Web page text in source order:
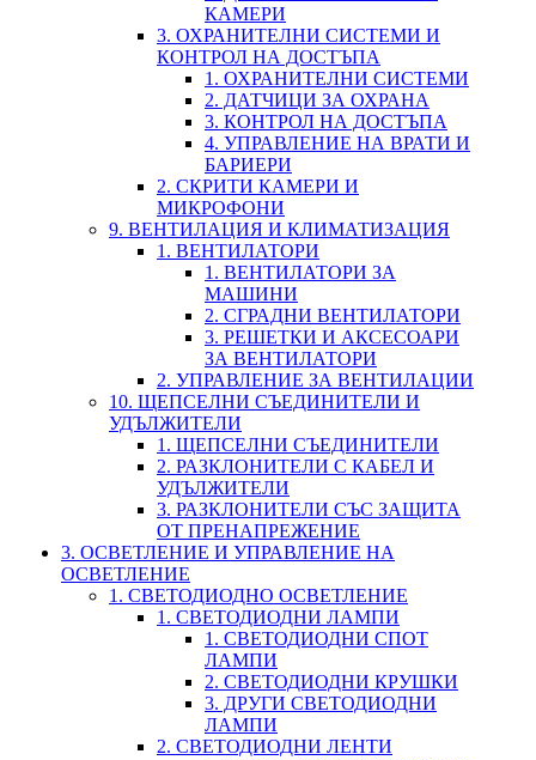
КАМЕРИ
3. ОХРАНИТЕЛНИ СИСТЕМИ И
КОНТРОЛ НА ДОСТЪПА
1. ОХРАНИТЕЛНИ СИСТЕМИ
2. ДАТЧИЦИ ЗА ОХРАНА
3. КОНТРОЛ НА ДОСТЪПА
4. УПРАВЛЕНИЕ НА ВРАТИ И
БАРИЕРИ
2. СКРИТИ КАМЕРИ И
МИКРОФОНИ
9. ВЕНТИЛАЦИЯ И КЛИМАТИЗАЦИЯ
1. ВЕНТИЛАТОРИ
1. ВЕНТИЛАТОРИ ЗА
МАШИНИ
2. СГРАДНИ ВЕНТИЛАТОРИ
3. РЕШЕТКИ И АКСЕСОАРИ
ЗА ВЕНТИЛАТОРИ
2. УПРАВЛЕНИЕ ЗА ВЕНТИЛАЦИИ
10. ЩЕПСЕЛНИ СЪЕДИНИТЕЛИ И
УДЪЛЖИТЕЛИ
1. ЩЕПСЕЛНИ СЪЕДИНИТЕЛИ
2. РАЗКЛОНИТЕЛИ С КАБЕЛ И
УДЪЛЖИТЕЛИ
3. РАЗКЛОНИТЕЛИ СЪС ЗАЩИТА
ОТ ПРЕНАПРЕЖЕНИЕ
3. ОСВЕТЛЕНИЕ И УПРАВЛЕНИЕ НА
ОСВЕТЛЕНИЕ
1. СВЕТОДИОДНО ОСВЕТЛЕНИЕ
1. СВЕТОДИОДНИ ЛАМПИ
1. СВЕТОДИОДНИ СПОТ
ЛАМПИ
2. СВЕТОДИОДНИ КРУШКИ
3. ДРУГИ СВЕТОДИОДНИ
ЛАМПИ
2. СВЕТОДИОДНИ ЛЕНТИ